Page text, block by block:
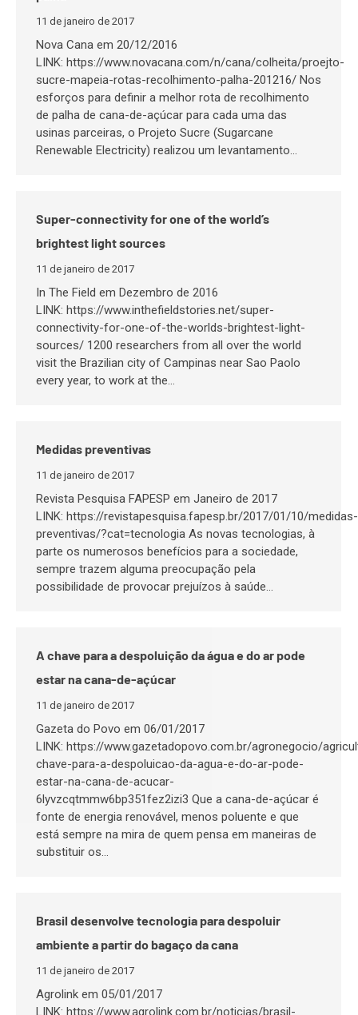
11 de janeiro de 2017
Nova Cana em 20/12/2016
LINK: https://www.novacana.com/n/cana/colheita/proejto-
sucre-mapeia-rotas-recolhimento-palha-201216/ Nos
esforços para definir a melhor rota de recolhimento
de palha de cana-de-açúcar para cada uma das
usinas parceiras, o Projeto Sucre (Sugarcane
Renewable Electricity) realizou um levantamento…
Super-connectivity for one of the world’s
brightest light sources
11 de janeiro de 2017
In The Field em Dezembro de 2016
LINK: https://www.inthefieldstories.net/super-
connectivity-for-one-of-the-worlds-brightest-light-
sources/ 1200 researchers from all over the world
visit the Brazilian city of Campinas near Sao Paolo
every year, to work at the…
Medidas preventivas
11 de janeiro de 2017
Revista Pesquisa FAPESP em Janeiro de 2017
LINK: https://revistapesquisa.fapesp.br/2017/01/10/medidas-
preventivas/?cat=tecnologia As novas tecnologias, à
parte os numerosos benefícios para a sociedade,
sempre trazem alguma preocupação pela
possibilidade de provocar prejuízos à saúde…
A chave para a despoluição da água e do ar pode
estar na cana-de-açúcar
11 de janeiro de 2017
Gazeta do Povo em 06/01/2017
LINK: https://www.gazetadopovo.com.br/agronegocio/
chave-para-a-despoluicao-da-agua-e-do-ar-pode-
estar-na-cana-de-acucar-
6lyvzcqtmmw6bp351fez2izi3 Que a cana-de-açúcar é
fonte de energia renovável, menos poluente e que
está sempre na mira de quem pensa em maneiras de
substituir os…
Brasil desenvolve tecnologia para despoluir
ambiente a partir do bagaço da cana
11 de janeiro de 2017
Agrolink em 05/01/2017
LINK: https://www.agrolink.com.br/noticias/brasil-